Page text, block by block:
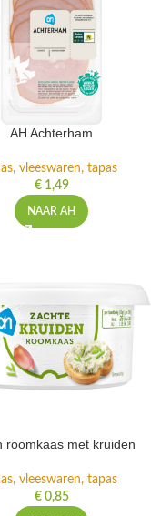
AH Achterham
vleeswaren, tapas
€1,49
NAAR AH
roomkaas met kruiden
vleeswaren, tapas
€0,85